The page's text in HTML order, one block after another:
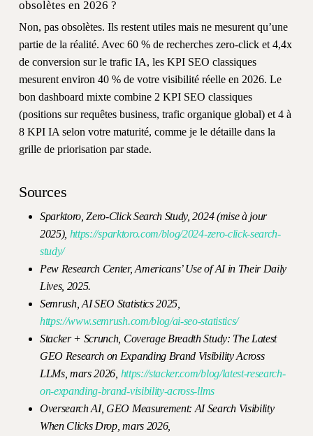
obsolètes en 2026 ?
Non, pas obsolètes. Ils restent utiles mais ne mesurent qu’une
partie de la réalité. Avec 60 % de recherches zero-click et 4,4x
de conversion sur le trafic IA, les KPI SEO classiques
mesurent environ 40 % de votre visibilité réelle en 2026. Le
bon dashboard mixte combine 2 KPI SEO classiques
(positions sur requêtes business, trafic organique global) et 4 à
8 KPI IA selon votre maturité, comme je le détaille dans la
grille de priorisation par stade.
Sources
Sparktoro, Zero-Click Search Study, 2024 (mise à jour
2025), https://sparktoro.com/blog/2024-zero-click-search-
study/
Pew Research Center, Americans’ Use of AI in Their Daily
Lives, 2025.
Semrush, AI SEO Statistics 2025,
https://www.semrush.com/blog/ai-seo-statistics/
Stacker + Scrunch, Coverage Breadth Study: The Latest
GEO Research on Expanding Brand Visibility Across
LLMs, mars 2026, https://stacker.com/blog/latest-research-
on-expanding-brand-visibility-across-llms
Oversearch AI, GEO Measurement: AI Search Visibility
When Clicks Drop, mars 2026,